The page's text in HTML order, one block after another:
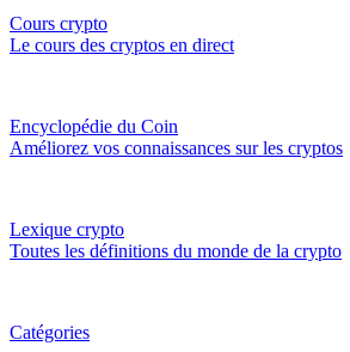
Cours crypto
Le cours des cryptos en direct
Encyclopédie du Coin
Améliorez vos connaissances sur les cryptos
Lexique crypto
Toutes les définitions du monde de la crypto
Catégories